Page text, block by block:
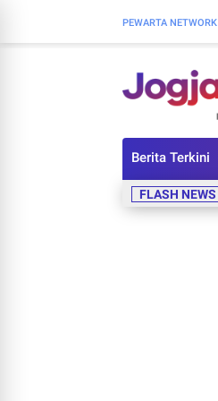
PEWARTA NETWORK
Berita Terkini
FLASH NEWS